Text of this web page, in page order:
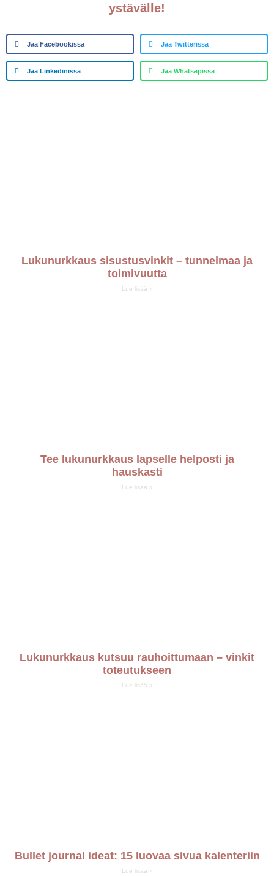
ystävälle!
Jaa Facebookissa Jaa Twitterissä
Jaa Linkedinissä Jaa Whatsapissa
Lukunurkkaus sisustusvinkit – tunnelmaa ja
toimivuutta
Lue lisää »
Tee lukunurkkaus lapselle helposti ja
hauskasti
Lue lisää »
Lukunurkkaus kutsuu rauhoittumaan – vinkit
toteutukseen
Lue lisää »
Bullet journal ideat: 15 luovaa sivua kalenteriin
Lue lisää »